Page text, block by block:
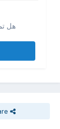
هل
Share